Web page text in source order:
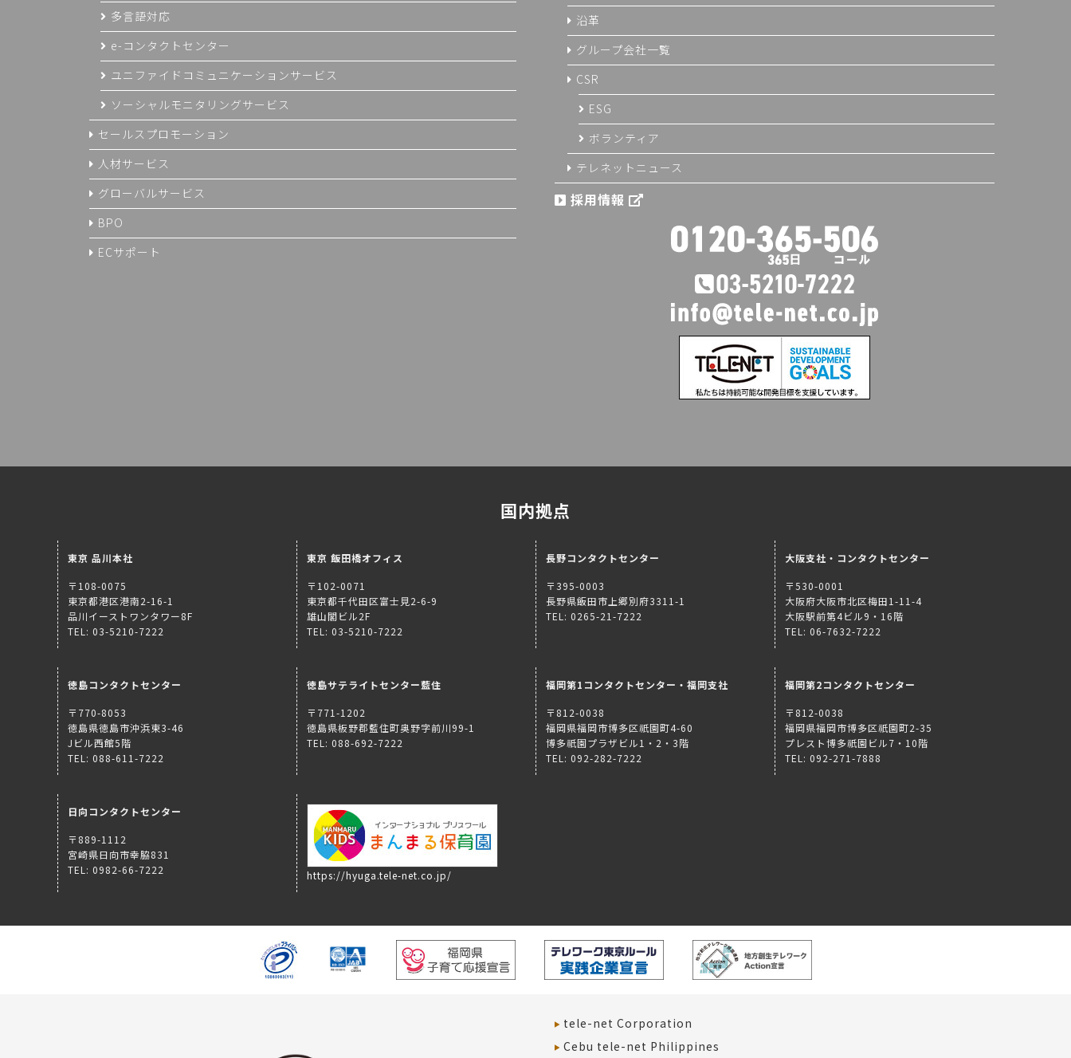
多言語対応
e-コンタクトセンター
ユニファイドコミュニケーションサービス
ソーシャルモニタリングサービス
セールスプロモーション
人材サービス
グローバルサービス
BPO
ECサポート
沿革
グループ会社一覧
CSR
ESG
ボランティア
テレネットニュース
採用情報
国内拠点
東京 品川本社
〒108-0075
東京都港区港南2-16-1
品川イーストワンタワー8F
TEL: 03-5210-7222
東京 飯田橋オフィス
〒102-0071
東京都千代田区富士見2-6-9
雄山閣ビル2F
TEL: 03-5210-7222
長野コンタクトセンター
〒395-0003
長野県飯田市上郷別府3311-1
TEL: 0265-21-7222
大阪支社・コンタクトセンター
〒530-0001
大阪府大阪市北区梅田1-11-4
大阪駅前第4ビル9・16階
TEL: 06-7632-7222
徳島コンタクトセンター
〒770-8053
徳島県徳島市沖浜東3-46
Jビル西館5階
TEL: 088-611-7222
徳島サテライトセンター藍住
〒771-1202
徳島県板野郡藍住町奥野字前川99-1
TEL: 088-692-7222
福岡第1コンタクトセンター・福岡支社
〒812-0038
福岡県福岡市博多区祇園町4-60
博多祇園プラザビル1・2・3階
TEL: 092-282-7222
福岡第2コンタクトセンター
〒812-0038
福岡県福岡市博多区祇園町2-35
プレスト博多祇園ビル7・10階
TEL: 092-271-7888
日向コンタクトセンター
〒889-1112
宮崎県日向市幸脇831
TEL: 0982-66-7222
https://hyuga.tele-net.co.jp/
tele-net Corporation
Cebu tele-net Philippines